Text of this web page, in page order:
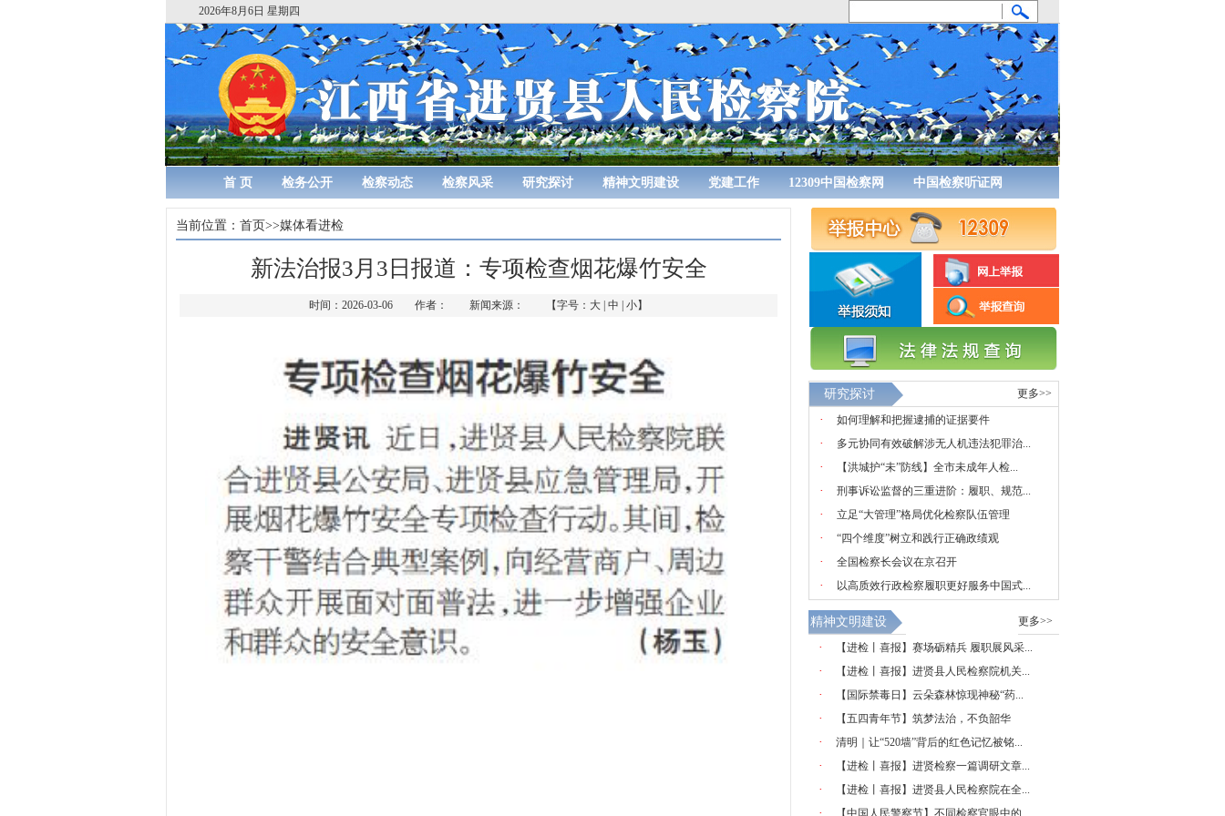
2026年8月6日 星期四
首 页 检务公开 检察动态 检察风采 研究探讨 精神文明建设 党建工作 12309中国检察网 中国检察听证网
当前位置： 首页>>媒体看进检
新法治报3月3日报道：专项检查烟花爆竹安全
时间：2026-03-06 作者： 新闻来源： 【字号： 大 中 小】
研究探讨 更多>>
· 如何理解和把握逮捕的证据要件
· 多元协同有效破解涉无人机违法犯罪治...
· 【洪城护“未”防线】全市未成年人检...
· 刑事诉讼监督的三重进阶：履职、规范...
· 立足“大管理”格局优化检察队伍管理
· “四个维度”树立和践行正确政绩观
· 全国检察长会议在京召开
· 以高质效行政检察履职更好服务中国式...
精神文明建设 更多>>
· 【进检丨喜报】赛场砺精兵 履职展风采...
· 【进检丨喜报】进贤县人民检察院机关...
· 【国际禁毒日】云朵森林惊现神秘“药...
· 【五四青年节】筑梦法治，不负韶华
· 清明｜让“520墙”背后的红色记忆被铭...
· 【进检丨喜报】进贤检察一篇调研文章...
· 【进检丨喜报】进贤县人民检察院在全...
· 【中国人民警察节】不同检察官眼中的...